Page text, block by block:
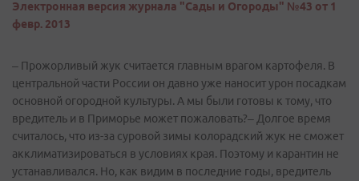
Электронная версия журнала "Сады и Огороды" №43 от 1
февр. 2013
– Прожорливый жук считается главным врагом картофеля. В
центральной части России он давно уже наносит урон посадкам
основной огородной культуры. А мы были готовы к тому, что
вредитель и в Приморье может пожаловать?– Долгое время
считалось, что из-за суровой зимы колорадский жук не сможет
акклиматизироваться в условиях края. Поэтому и карантин не
устанавливался. Но, как видим в последние годы, вредитель